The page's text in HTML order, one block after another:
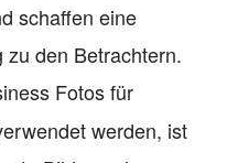
schaffen eine
zu den Betrachtern.
Fotos für
werden, ist